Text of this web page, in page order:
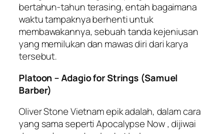
bertahun-tahun terasing, entah bagaimana
waktu tampaknya berhenti untuk
membawakannya, sebuah tanda kejeniusan
yang memilukan dan mawas diri dari karya
tersebut.
Platoon – Adagio for Strings (Samuel
Barber)
Oliver Stone Vietnam epik adalah, dalam cara
yang sama seperti Apocalypse Now , dijiwai